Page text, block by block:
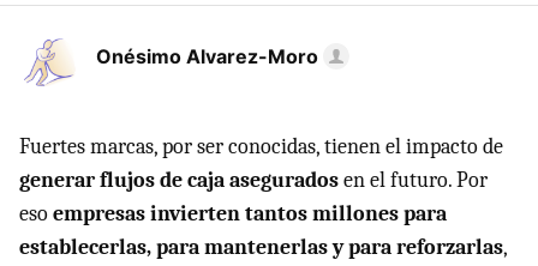
Onésimo Alvarez-Moro
Fuertes marcas, por ser conocidas, tienen el impacto de
generar flujos de caja aseguradosen el futuro. Por
esoempresas invierten tantos millones para
establecerlas, para mantenerlas y para reforzarlas,